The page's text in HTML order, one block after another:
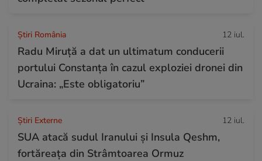
Știri România 12 iul.
Radu Miruță a dat un ultimatum conducerii
portului Constanța în cazul exploziei dronei din
Ucraina: „Este obligatoriu”
Știri Externe 12 iul.
SUA atacă sudul Iranului și Insula Qeshm,
fortăreața din Strâmtoarea Ormuz